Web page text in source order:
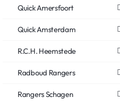
Quick Amersfoort
Quick Amsterdam
R.C.H. Heemstede
Radboud Rangers
Rangers Schagen